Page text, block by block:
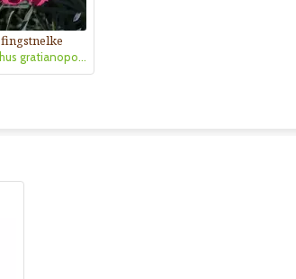
Dianthus gratianopolitanus 'Rotkäppchen'